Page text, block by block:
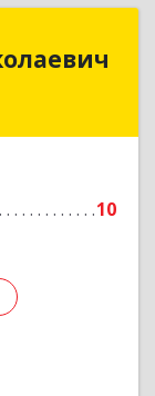
10
ул, 56А